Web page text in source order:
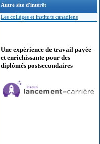
Autre site d'intérêt
Les collèges et instituts canadiens
Une expérience de travail payée
et enrichissante pour des
diplômés postsecondaires